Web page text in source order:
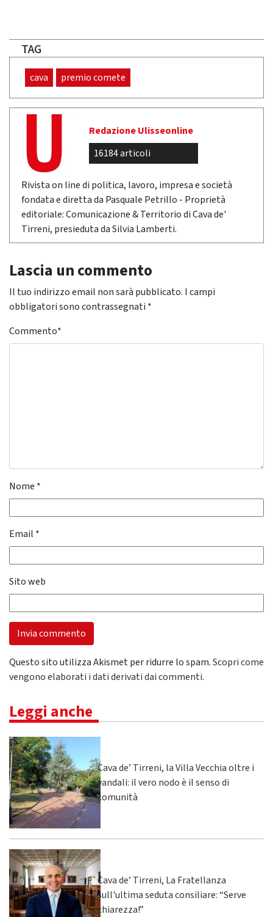
TAG
cava premio comete
Redazione Ulisseonline
16184 articoli
Rivista on line di politica, lavoro, impresa e società
fondata e diretta da Pasquale Petrillo - Proprietà
editoriale: Comunicazione & Territorio di Cava de'
Tirreni, presieduta da Silvia Lamberti.
Lascia un commento
Il tuo indirizzo email non sarà pubblicato. I campi
obbligatori sono contrassegnati *
Commento*
Nome *
Email *
Sito web
Questo sito utilizza Akismet per ridurre lo spam.Scopri come
vengono elaborati i dati derivati dai commenti.
Leggi anche
Cava de’ Tirreni, la Villa Vecchia oltre i
vandali: il vero nodo è il senso di
comunità
Cava de’ Tirreni, La Fratellanza
sull'ultima seduta consiliare: “Serve
chiarezza!”